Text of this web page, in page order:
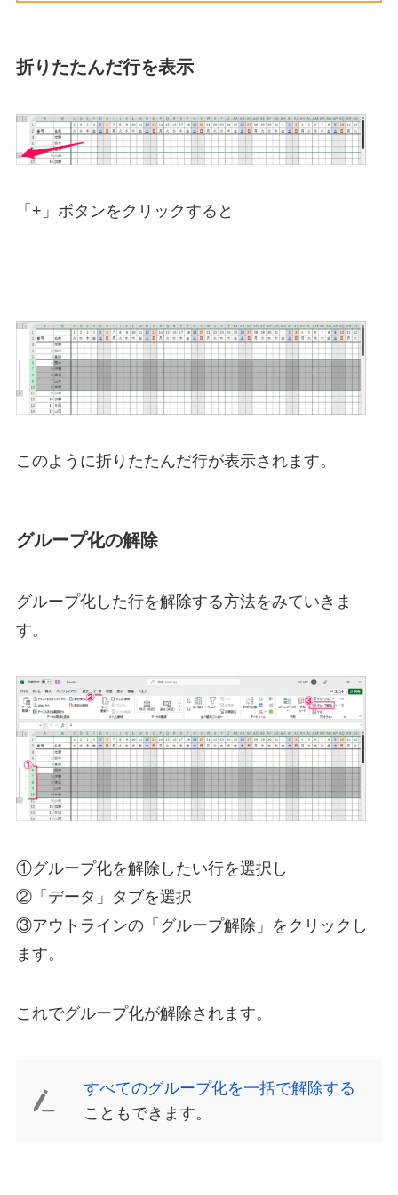
折りたたんだ行を表示
「+」ボタンをクリックすると
このように折りたたんだ行が表示されます。
グループ化の解除
グループ化した行を解除する方法をみていきま
す。
①グループ化を解除したい行を選択し
②「データ」タブを選択
③アウトラインの「グループ解除」をクリックし
ます。
これでグループ化が解除されます。
すべてのグループ化を一括で解除する
こともできます。